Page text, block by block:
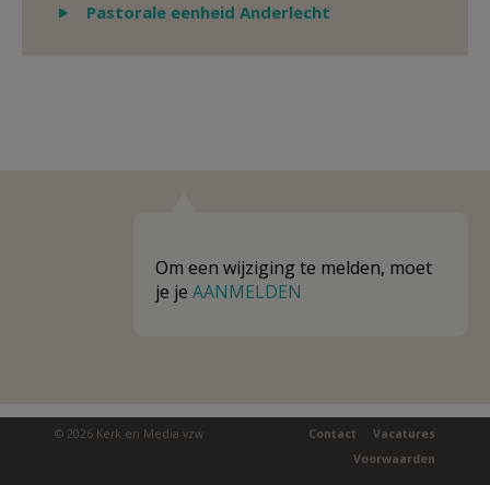
Weergeven
Pastorale eenheid Anderlecht
Om een wijziging te melden, moet
je je AANMELDEN
© 2026 Kerk en Media vzw Vacatures
Contact
Voorwaarden